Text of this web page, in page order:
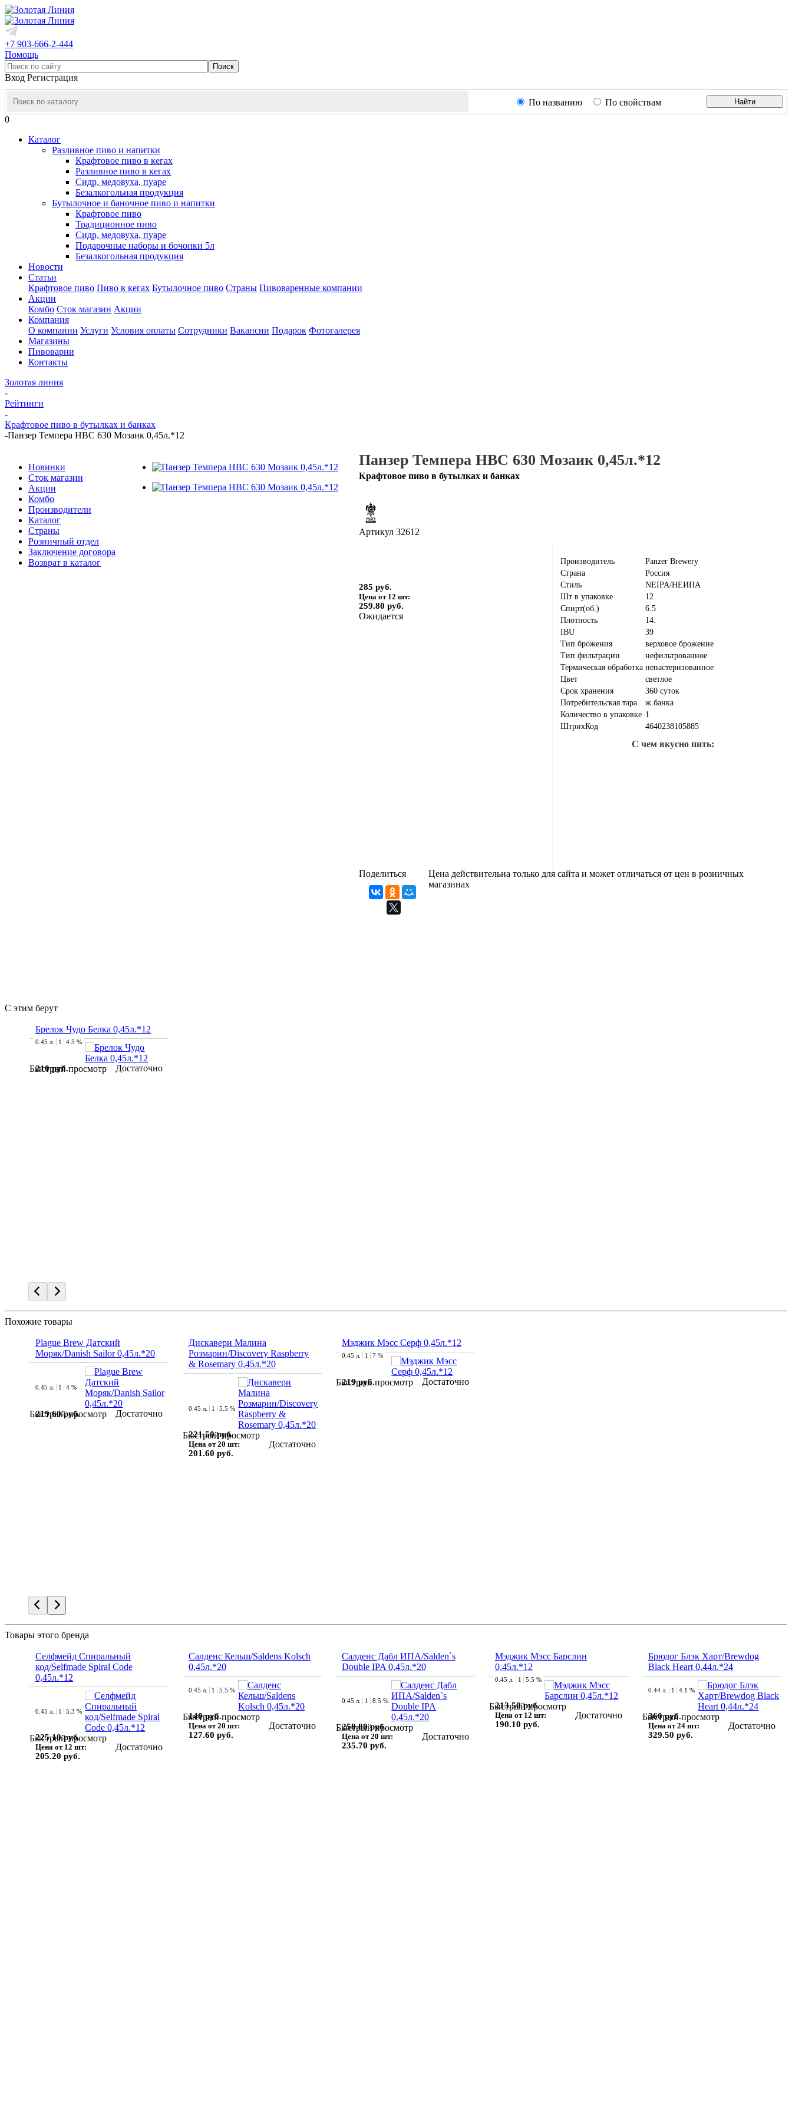
+7 903-666-2-444
Помощь
Вход Регистрация
По названию По свойствам Найти
0
Каталог
Разливное пиво и напитки
Крафтовое пиво в кегах
Разливное пиво в кегах
Сидр, медовуха, пуаре
Безалкогольная продукция
Бутылочное и баночное пиво и напитки
Крафтовое пиво
Традиционное пиво
Сидр, медовуха, пуаре
Подарочные наборы и бочонки 5л
Безалкогольная продукция
Новости
Статьи
Крафтовое пиво Пиво в кегах Бутылочное пиво Страны Пивоваренные компании
Акции
Комбо Сток магазин Акции
Компания
О компании Услуги Условия оплаты Сотрудники Вакансии Подарок Фотогалерея
Магазины
Пивоварни
Контакты
Золотая линия
-
Рейтинги
-
Крафтовое пиво в бутылках и банках
-Панзер Темпера НВС 630 Мозаик 0,45л.*12
Новинки
Сток магазин
Акции
Комбо
Производители
Каталог
Страны
Розничный отдел
Заключение договора
Возврат в каталог
Панзер Темпера НВС 630 Мозаик 0,45л.*12
Крафтовое пиво в бутылках и банках
Артикул 32612
285 руб.
Цена от 12 шт:
259.80 руб.
Ожидается
Производитель
Panzer Brewery
Страна
Россия
Стиль
NEIPA/НЕИПА
Шт в упаковке
12
Спирт(об.)
6.5
Плотность
14.
IBU
39
Тип брожения
верховое брожение
Тип фильтрации
нефильтрованное
Термическая обработка непастеризованное
Цвет
светлое
Срок хранения
360 суток
Потребительская тара
ж.банка
Количество в упаковке 1
ШтрихКод
4640238105885
С чем вкусно пить:
Поделиться
Цена действительна только для сайта и может отличаться от цен в розничных
магазинах
С этим берут
Брелок Чудо Белка 0,45л.*12
Быстрый просмотр
0.45 л. 1 4.5 %
210 руб. Достаточно
Похожие товары
Plague Brew Датский
Моряк/Danish Sailor 0,45л.*20
Быстрый просмотр
0.45 л. 1 4 %
219.60 руб. Достаточно
Дискавери Малина
Розмарин/Discovery Raspberry
& Rosemary 0,45л.*20
Быстрый просмотр
0.45 л. 1 5.5 %
221.50 руб.
Цена от 20 шт:
201.60 руб.
Достаточно
Мэджик Мэсс Серф 0,45л.*12
Быстрый просмотр
0.45 л. 1 7 %
219 руб. Достаточно
Товары этого бренда
Селфмейд Спиральный
код/Selfmade Spiral Code
0,45л.*12
Быстрый просмотр
0.45 л. 1 5.3 %
225.10 руб.
Цена от 12 шт:
205.20 руб.
Достаточно
Салденс Кельш/Saldens Kolsch
0,45л.*20
Быстрый просмотр
0.45 л. 1 5.5 %
140 руб.
Цена от 20 шт:
127.60 руб.
Достаточно
Салденс Дабл ИПА/Salden`s
Double IPA 0,45л.*20
Быстрый просмотр
0.45 л. 1 8.5 %
258.80 руб.
Цена от 20 шт:
235.70 руб.
Достаточно
Мэджик Мэсс Барслин
0,45л.*12
Быстрый просмотр
0.45 л. 1 5.5 %
213.50 руб.
Цена от 12 шт:
190.10 руб.
Достаточно
Брюдог Блэк Харт/Brewdog
Black Heart 0,44л.*24
Быстрый просмотр
0.44 л. 1 4.1 %
360 руб.
Цена от 24 шт:
329.50 руб.
Достаточно